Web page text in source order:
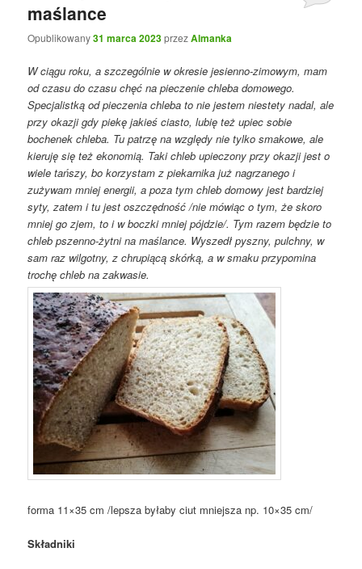
maślance
Opublikowany31 marca 2023przezAlmanka
W ciągu roku, a szczególnie w okresie jesienno-zimowym, mam
od czasu do czasu chęć na pieczenie chleba domowego.
Specjalistką od pieczenia chleba to nie jestem niestety nadal, ale
przy okazji gdy piekę jakieś ciasto, lubię też upiec sobie
bochenek chleba. Tu patrzę na względy nie tylko smakowe, ale
kieruję się też ekonomią. Taki chleb upieczony przy okazji jest o
wiele tańszy, bo korzystam z piekarnika już nagrzanego i
zużywam mniej energii, a poza tym chleb domowy jest bardziej
syty, zatem i tu jest oszczędność /nie mówiąc o tym, że skoro
mniej go zjem, to i w boczki mniej pójdzie/. Tym razem będzie to
chleb pszenno-żytni na maślance. Wyszedł pyszny, pulchny, w
sam raz wilgotny, z chrupiącą skórką, a w smaku przypomina
trochę chleb na zakwasie.
forma 11×35 cm /lepsza byłaby ciut mniejsza np. 10×35 cm/
Składniki